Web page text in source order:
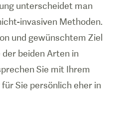
unterscheidet man
invasiven Methoden.
und gewünschtem Ziel
beiden Arten in
Sie mit Ihrem
Sie persönlich eher in